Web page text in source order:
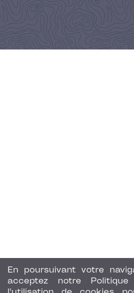
En poursuivant votre
acceptez notre